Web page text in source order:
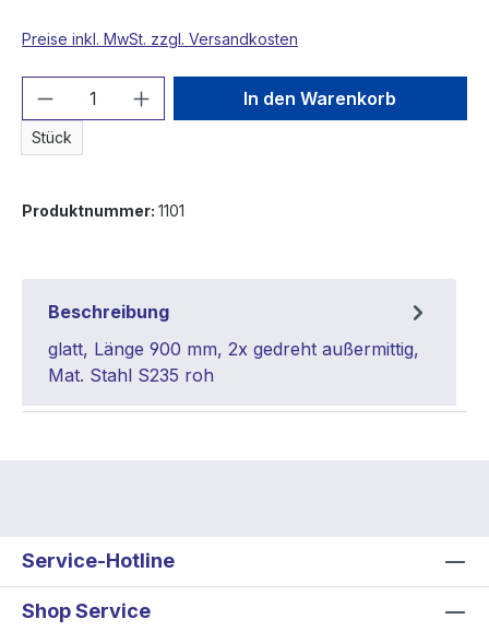
Preise inkl. MwSt. zzgl. Versandkosten
Produkt Anzahl: Gib den
Stück
In den Warenkorb
Produktnummer: 1101
Beschreibung
glatt, Länge 900 mm, 2x gedreht außermittig,
Mat. Stahl S235 roh
Service-Hotline
Shop Service